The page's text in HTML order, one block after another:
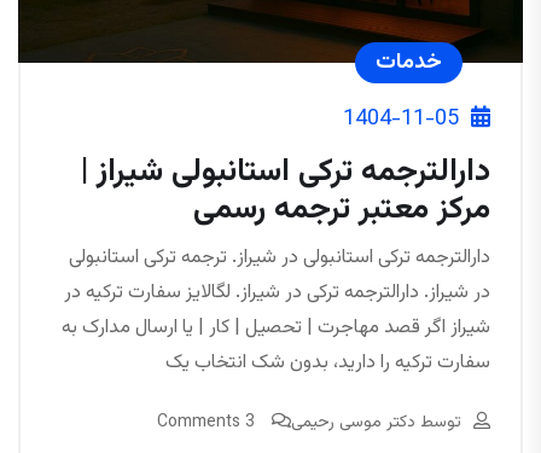
خدمات
1404-11-05
دارالترجمه ترکی استانبولی شیراز |
مرکز معتبر ترجمه رسمی
دارالترجمه ترکی استانبولی در شیراز. ترجمه ترکی استانبولی
در شیراز. دارالترجمه ترکی در شیراز. لگالایز سفارت ترکیه در
شیراز اگر قصد مهاجرت | تحصیل | کار | یا ارسال مدارک به
سفارت ترکیه را دارید، بدون شک انتخاب یک
توسط دکتر موسی رحیمی 3 Comments